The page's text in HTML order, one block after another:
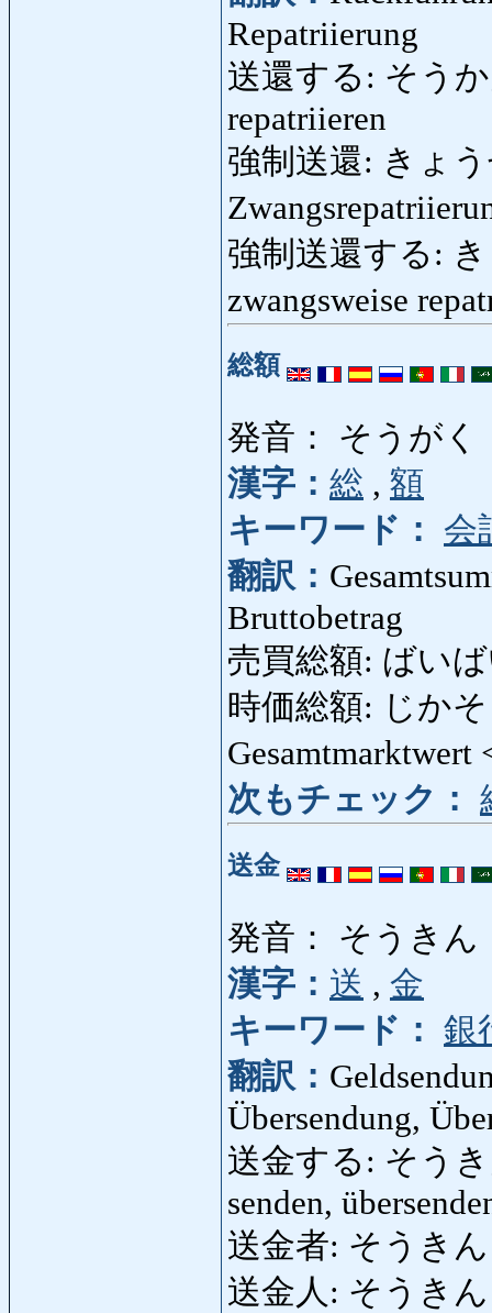
Repatriierung
送還する: そうか
repatriieren
強制送還: きょ
強制送還する:
zwangsweise
総額
発音： そうがく
漢字： 総 , 額
キーワード：
会
翻訳：
Bruttobetrag
売買総額: ばい
時価総額: じか
Gesamtmarktwert
次もチェック：
送金
発音： そうきん
漢字： 送 , 金
キーワード： 銀
翻訳：
Übersendung,
送金する: そう
senden,
送金者: そうきん
送金人: そうき